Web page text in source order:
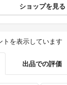
ショップを見る
トを表示しています
出品での評価